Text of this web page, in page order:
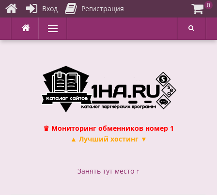
Перейти
содержимому
Меню
♛ Мониторинг обменников номер 1
▲ Лучший хостинг ▼
Занять тут место ↑
Вход Регистрация 0